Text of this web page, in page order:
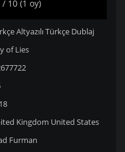
10 (1 oy)
AltyazılıTürkçe Dublaj
of Lies
Kingdom United States
Furman